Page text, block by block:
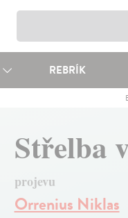
REBRÍK
Střelba
projevu
Orrenius Niklas